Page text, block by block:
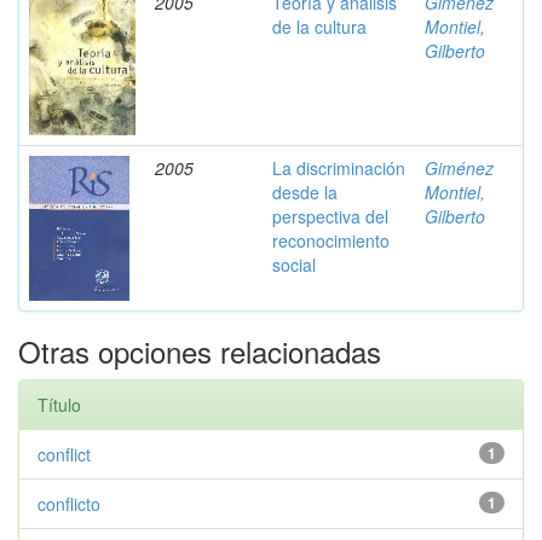
de la cultura
Montiel,
Gilberto
2005
La discriminación
desde la
perspectiva del
reconocimiento
social
Giménez
Montiel,
Gilberto
Otras opciones relacionadas
Título
1
conflict
1
conflicto